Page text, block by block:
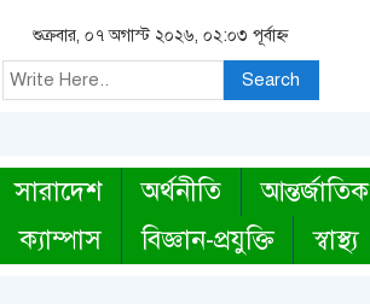
শুক্রবার, ০৭ অগাস্ট ২০২৬, ০২:০৩ পূর্বাহ্ন
Search
সারাদেশ অর্থনীতি আন্তর্জাতিক
ক্যাম্পাস বিজ্ঞান-প্রযুক্তি স্বাস্থ্য